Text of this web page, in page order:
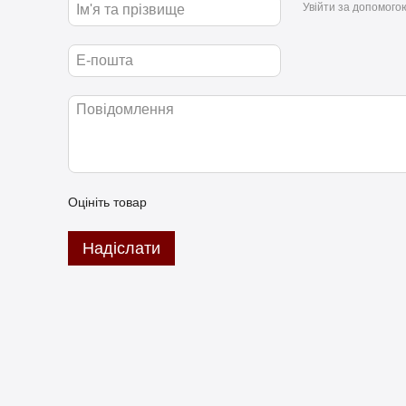
Увійти за
Оцініть товар
Надіслати